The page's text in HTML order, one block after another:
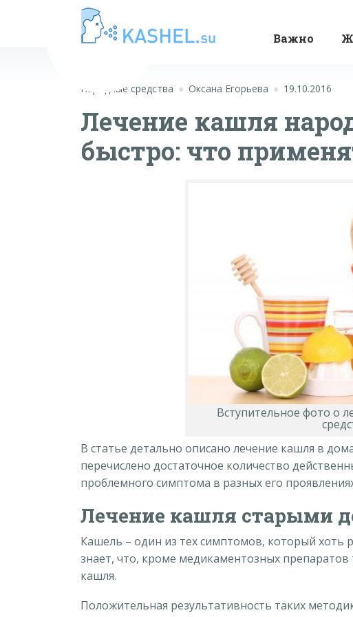
Важно
Народные средства Оксана Егорьева 19.10.2016
Лечение кашля
быстро: что
Вступительное фото о
В статье детально описано лечение кашля в
перечислено достаточное количество
проблемного симптома в разных его
Лечение кашля старыми
Кашель – один из тех симптомов, который хоть
знает, что, кроме медикаментозных
кашля.
Положительная результативность таких